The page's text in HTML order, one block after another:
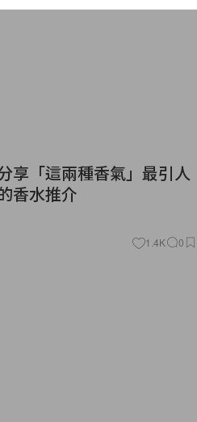
享「這兩種香氣」最引人
香水推介
1.4K 0